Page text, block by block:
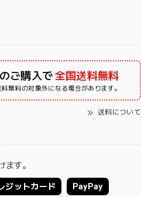
ご購入で全国送料無料
無料の対象外になる場合があります。
送料について
ます。
ジットカード PayPay